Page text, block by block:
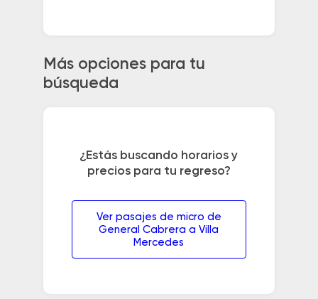
Más opciones para tu
búsqueda
¿Estás buscando horarios y
precios para tu regreso?
Ver pasajes de micro de
General Cabrera a Villa
Mercedes